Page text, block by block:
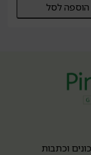
הוספה לסל
וכתבות